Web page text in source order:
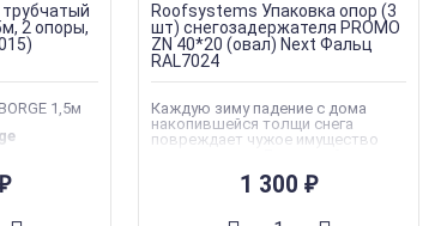
2 опоры,
1,5м
:
Roofsystems Упаковка опор (3
шт) снегозадержателя PROMO
ZN 40*20 (овал) Next Фальц
RAL7024
Каждую зиму падение с дома
накопившейся толщи снега
повреждает чужое имущество
большой объем осадков зимой не
редкость, поэтому
можно и нужно предотвращать.
1 300₽